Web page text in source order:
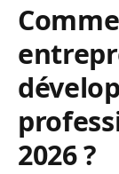
2026 ?